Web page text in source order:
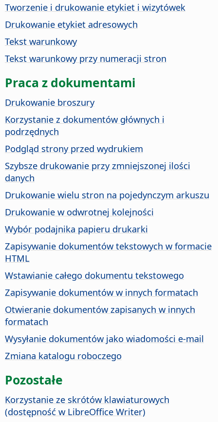
Tworzenie i drukowanie etykiet i wizytówek
Drukowanie etykiet adresowych
Tekst warunkowy
Tekst warunkowy przy numeracji stron
Praca z dokumentami
Drukowanie broszury
Korzystanie z dokumentów głównych i
podrzędnych
Podgląd strony przed wydrukiem
Szybsze drukowanie przy zmniejszonej ilości
danych
Drukowanie wielu stron na pojedynczym arkuszu
Drukowanie w odwrotnej kolejności
Wybór podajnika papieru drukarki
Zapisywanie dokumentów tekstowych w formacie
HTML
Wstawianie całego dokumentu tekstowego
Zapisywanie dokumentów w innych formatach
Otwieranie dokumentów zapisanych w innych
formatach
Wysyłanie dokumentów jako wiadomości e-mail
Zmiana katalogu roboczego
Pozostałe
Korzystanie ze skrótów klawiaturowych
(dostępność w LibreOffice Writer)